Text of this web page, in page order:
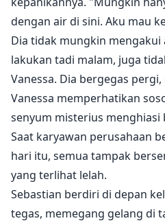
dengan air di sini. Aku mau
Dia tidak mungkin mengakui
lakukan tadi malam, juga
Vanessa. Dia bergegas
Vanessa memperhatikan
senyum misterius menghiasi
Saat karyawan perusahaan
hari itu, semua tampak
yang terlihat lelah.
Sebastian berdiri di depan
tegas, memegang gelang di